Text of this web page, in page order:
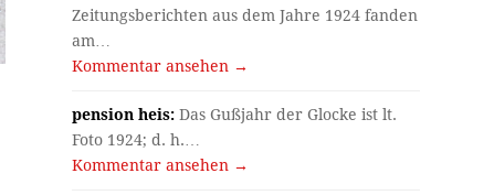
Zeitungsberichten aus dem Jahre 1924 fanden
am…
Kommentar ansehen →
pension heis: Das Gußjahr der Glocke ist lt.
Foto 1924; d. h.…
Kommentar ansehen →